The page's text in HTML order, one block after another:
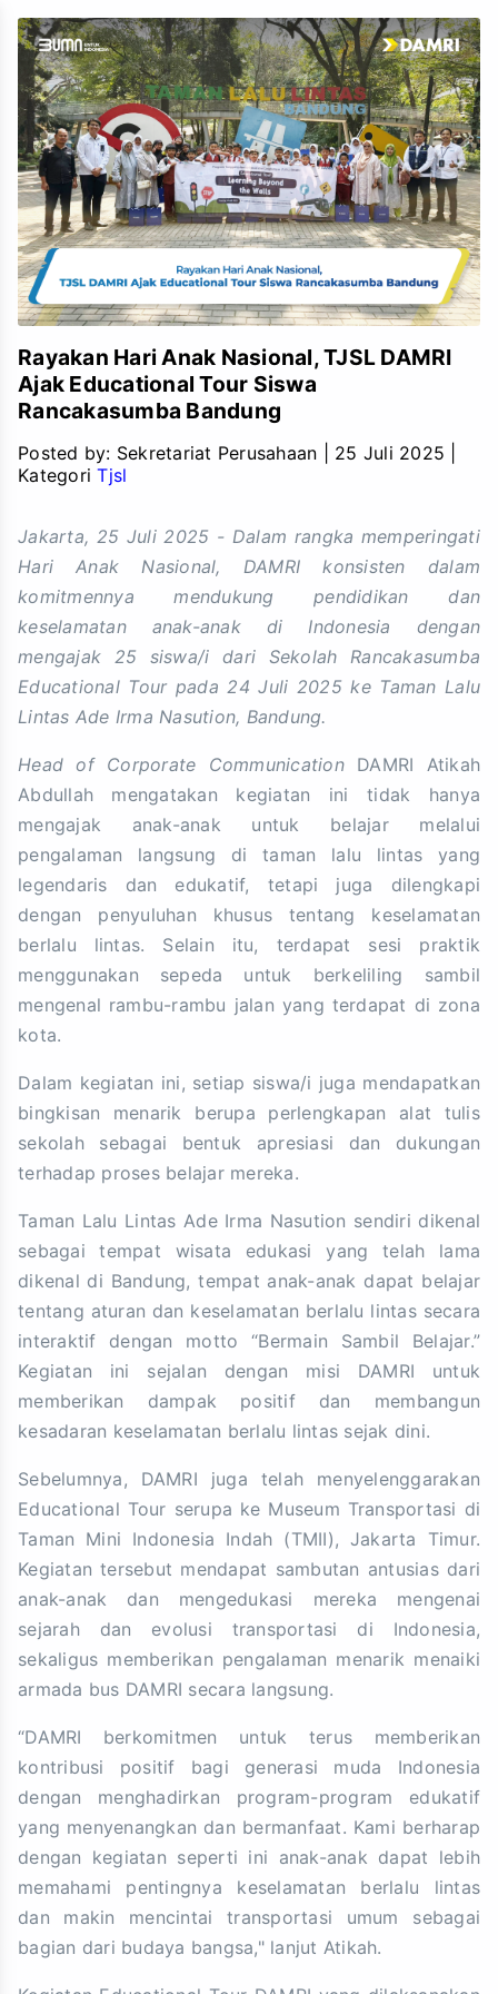
Rayakan Hari Anak Nasional, TJSL DAMRI
Ajak Educational Tour Siswa
Rancakasumba Bandung
Posted by: Sekretariat Perusahaan 25 Juli 2025
Kategori Tjsl
Jakarta, 25 Juli 2025 - Dalam rangka memperingati
Hari Anak Nasional, DAMRI konsisten dalam
komitmennya mendukung pendidikan dan
keselamatan anak-anak di Indonesia dengan
mengajak 25 siswa/i dari Sekolah Rancakasumba
Educational Tour pada 24 Juli 2025 ke Taman Lalu
Lintas Ade Irma Nasution, Bandung.
Head of Corporate CommunicationDAMRI Atikah
Abdullah mengatakan kegiatan ini tidak hanya
mengajak anak-anak untuk belajar melalui
pengalaman langsung di taman lalu lintas yang
legendaris dan edukatif, tetapi juga dilengkapi
dengan penyuluhan khusus tentang keselamatan
berlalu lintas. Selain itu, terdapat sesi praktik
menggunakan sepeda untuk berkeliling sambil
mengenal rambu-rambu jalan yang terdapat di zona
kota.
Dalam kegiatan ini, setiap siswa/i juga mendapatkan
bingkisan menarik berupa perlengkapan alat tulis
sekolah sebagai bentuk apresiasi dan dukungan
terhadap proses belajar mereka.
Taman Lalu Lintas Ade Irma Nasution sendiri dikenal
sebagai tempat wisata edukasi yang telah lama
dikenal di Bandung, tempat anak-anak dapat belajar
tentang aturan dan keselamatan berlalu lintas secara
interaktif dengan motto “Bermain Sambil Belajar.”
Kegiatan ini sejalan dengan misi DAMRI untuk
memberikan dampak positif dan membangun
kesadaran keselamatan berlalu lintas sejak dini.
Sebelumnya, DAMRI juga telah menyelenggarakan
Educational Tour serupa ke Museum Transportasi di
Taman Mini Indonesia Indah (TMII), Jakarta Timur.
Kegiatan tersebut mendapat sambutan antusias dari
anak-anak dan mengedukasi mereka mengenai
sejarah dan evolusi transportasi di Indonesia,
sekaligus memberikan pengalaman menarik menaiki
armada bus DAMRI secara langsung.
“DAMRI berkomitmen untuk terus memberikan
kontribusi positif bagi generasi muda Indonesia
dengan menghadirkan program-program edukatif
yang menyenangkan dan bermanfaat. Kami berharap
dengan kegiatan seperti ini anak-anak dapat lebih
memahami pentingnya keselamatan berlalu lintas
dan makin mencintai transportasi umum sebagai
bagian dari budaya bangsa," lanjut Atikah.